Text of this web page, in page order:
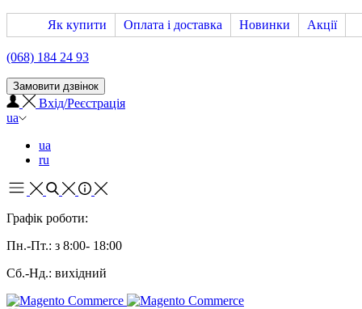
Як купити Оплата і доставка Новинки Акції
(068) 184 24 93
Замовити дзвінок
Вхід/Реєстрація
ua
ua
ru
Графік роботи:
Пн.-Пт.: з 8:00- 18:00
Сб.-Нд.: вихідний